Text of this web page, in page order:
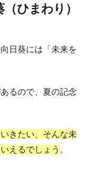
ひまわり）
日葵には「未来を
るので、夏の記念
きたい、そんな未
えるでしょう 。